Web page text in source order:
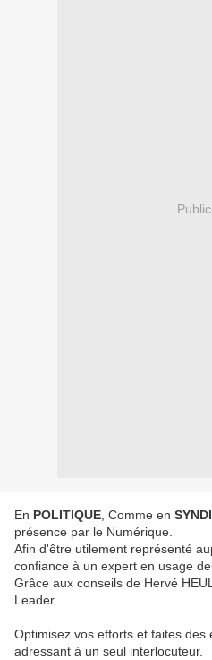
En POLITIQUE , Comme en
présence par le Numérique.
Afin d'être utilement représenté
confiance à un expert en usage
Grâce aux conseils de Hervé
Leader.
Optimisez vos efforts et faites
adressant à un seul interlocuteur.